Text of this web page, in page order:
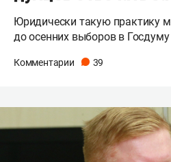
Юридически такую практику
до осенних выборов в Госдуму
Комментарии 39